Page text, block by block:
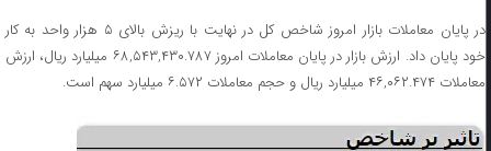
در پایان معاملات بازار امروز شاخص کل در نهایت با ریزش بالای ۵ هزار واحد به کار
خود پایان داد. ارزش بازار در پایان معاملات امروز ۶۸,۵۴۳,۴۳۰.۷۸۷ میلیارد ریال، ارزش
معاملات ۴۶,۰۶۲.۴۷۴ میلیارد ریال و حجم معاملات ۶.۵۷۲ میلیارد سهم است.